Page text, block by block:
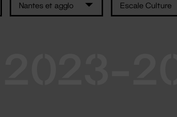
Nantes et agglo Escale Culture